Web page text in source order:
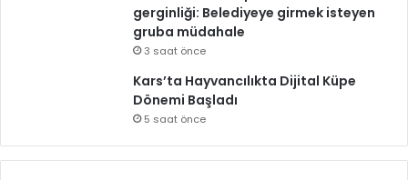
gerginliği: Belediyeye girmek isteyen
gruba müdahale
3 saat önce
Kars’ta Hayvancılıkta Dijital Küpe
Dönemi Başladı
5 saat önce